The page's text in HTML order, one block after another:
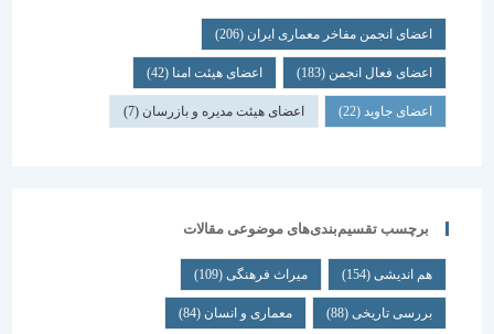
اعضای انجمن مفاخر معماری ایران (206)
اعضای فعال انجمن(183) اعضای هیئت امنا(42)
اعضای جاوید(22) اعضای هیئت مدیره و بازرسان(7)
برچسب تقسیم‌بندی‌های موضوعی مقالات
هم اندیشی (154) میراث فرهنگی (109)
بررسی تاریخی (88) معماری و انسان (84)